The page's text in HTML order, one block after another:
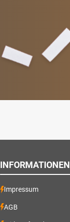
INFORMATIONEN
Impressum
AGB